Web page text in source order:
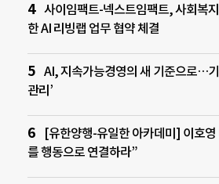
사이임팩트-넥스트임팩트, 사회복
한 AI 리빙랩 업무 협약 체결
AI, 지속가능경영의 새 기준으로…기
관리’
[유한양행-유일한 아카데미] 이호영
를 행동으로 연결하라”